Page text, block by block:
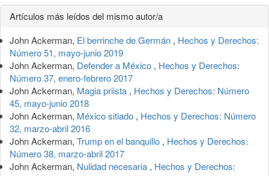
Detalles
del
artículo
Artículos más leídos del mismo autor/a
John Ackerman, El berrinche de Germán , Hechos y Derechos:
Número 51, mayo-junio 2019
John Ackerman, Defender a México , Hechos y Derechos:
Número 37, enero-febrero 2017
John Ackerman, Magia priista , Hechos y Derechos: Número
45, mayo-junio 2018
John Ackerman, México sitiado , Hechos y Derechos: Número
32, marzo-abril 2016
John Ackerman, Trump en el banquillo , Hechos y Derechos:
Número 38, marzo-abril 2017
John Ackerman, Nulidad necesaria , Hechos y Derechos: